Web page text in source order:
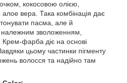
кокосовою олією,
вера. Така комбінація дає
пасма, але й
належним зволоженням,
фарба діє на основі
цьому частинки пігменту
волосся та надійно там